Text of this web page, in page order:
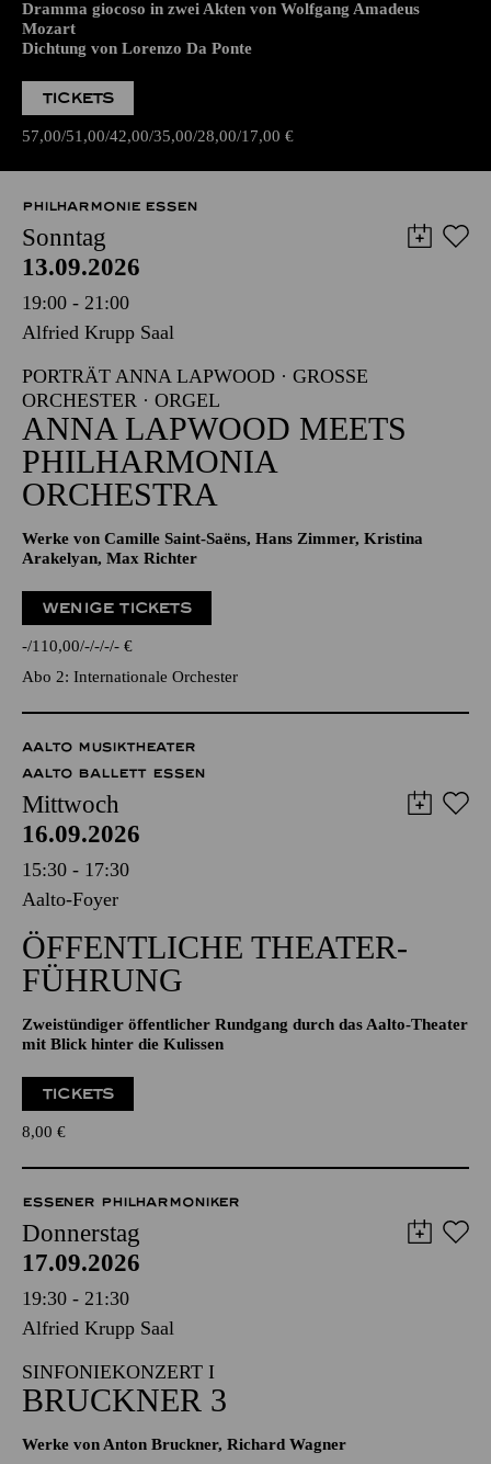
Dramma giocoso in zwei Akten von Wolfgang Amadeus
Mozart
Dichtung von Lorenzo Da Ponte
TICKETS
57,00 51,00 42,00 35,00 28,00 17,00 €
PHILHARMONIE ESSEN
Sonntag
13.09.2026
19:00 - 21:00
Alfried Krupp Saal
PORTRÄT ANNA LAPWOOD · GROSSE O
RCHESTER · ORGEL
ANNA LAPWOOD MEETS
PHILHARMONIA
ORCHESTRA
Werke von Camille Saint-Saëns, Hans Zimmer, Kristina
Arakelyan, Max Richter
WENIGE TICKETS
- 110,00 - - - - €
Abo 2: Internationale Orchester
AALTO MUSIKTHEATER
AALTO BALLETT ESSEN
Mittwoch
16.09.2026
15:30 - 17:30
Aalto-Foyer
ÖFFENTLICHE THEATER­
FÜHRUNG
Zweistündiger öffentlicher Rundgang durch das Aalto-Theater
mit Blick hinter die Kulissen
TICKETS
8,00 €
ESSENER PHILHARMONIKER
Donnerstag
17.09.2026
19:30 - 21:30
Alfried Krupp Saal
SINFONIEKONZERT I
BRUCKNER 3
Werke von Anton Bruckner, Richard Wagner